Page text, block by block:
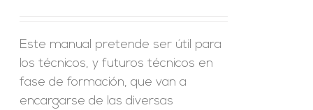
Este manual pretende ser útil para
los técnicos, y futuros técnicos en
fase de formación, que van a
encargarse de las diversas